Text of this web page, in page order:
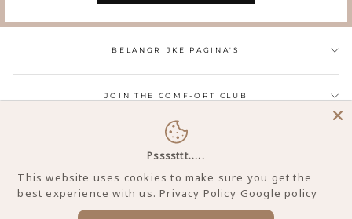
BELANGRIJKE PAGINA'S
JOIN THE COMF-ORT CLUB
CONTACT
Pssssttt.....
This website uses cookies to make sure you get the
best experience with us. Privacy Policy Google policy